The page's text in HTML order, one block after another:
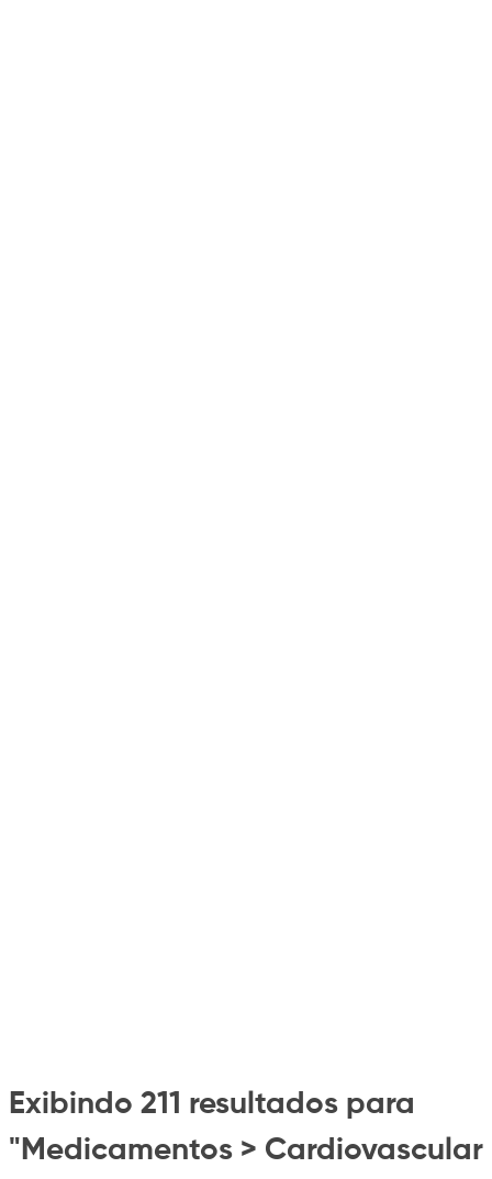
Exibindo 211 resultados para
"Medicamentos > Cardiovascular